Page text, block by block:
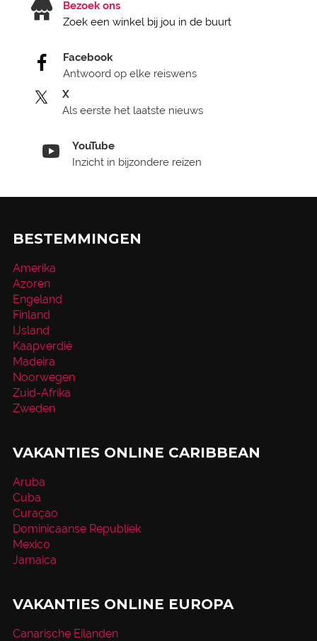
Bezoek ons
Zoek een winkel bij jou in de buurt
Facebook
Antwoord op elke reiswens
X
Als eerste het laatste nieuws
YouTube
Inzicht in bijzondere reizen
BESTEMMINGEN
Amerika
Azoren
Engeland
Finland
IJsland
Kaapverdië
Madeira
Noorwegen
Zuid-Afrika
Zweden
VAKANTIES ONLINE CARIBBEAN
Aruba
Cuba
Curaçao
Dominicaanse Republiek
Mexico
Jamaica
VAKANTIES ONLINE EUROPA
Canarische Eilanden